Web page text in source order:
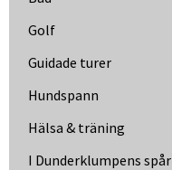
Golf
Guidade turer
Hundspann
Hälsa & träning
I Dunder­klumpens spår